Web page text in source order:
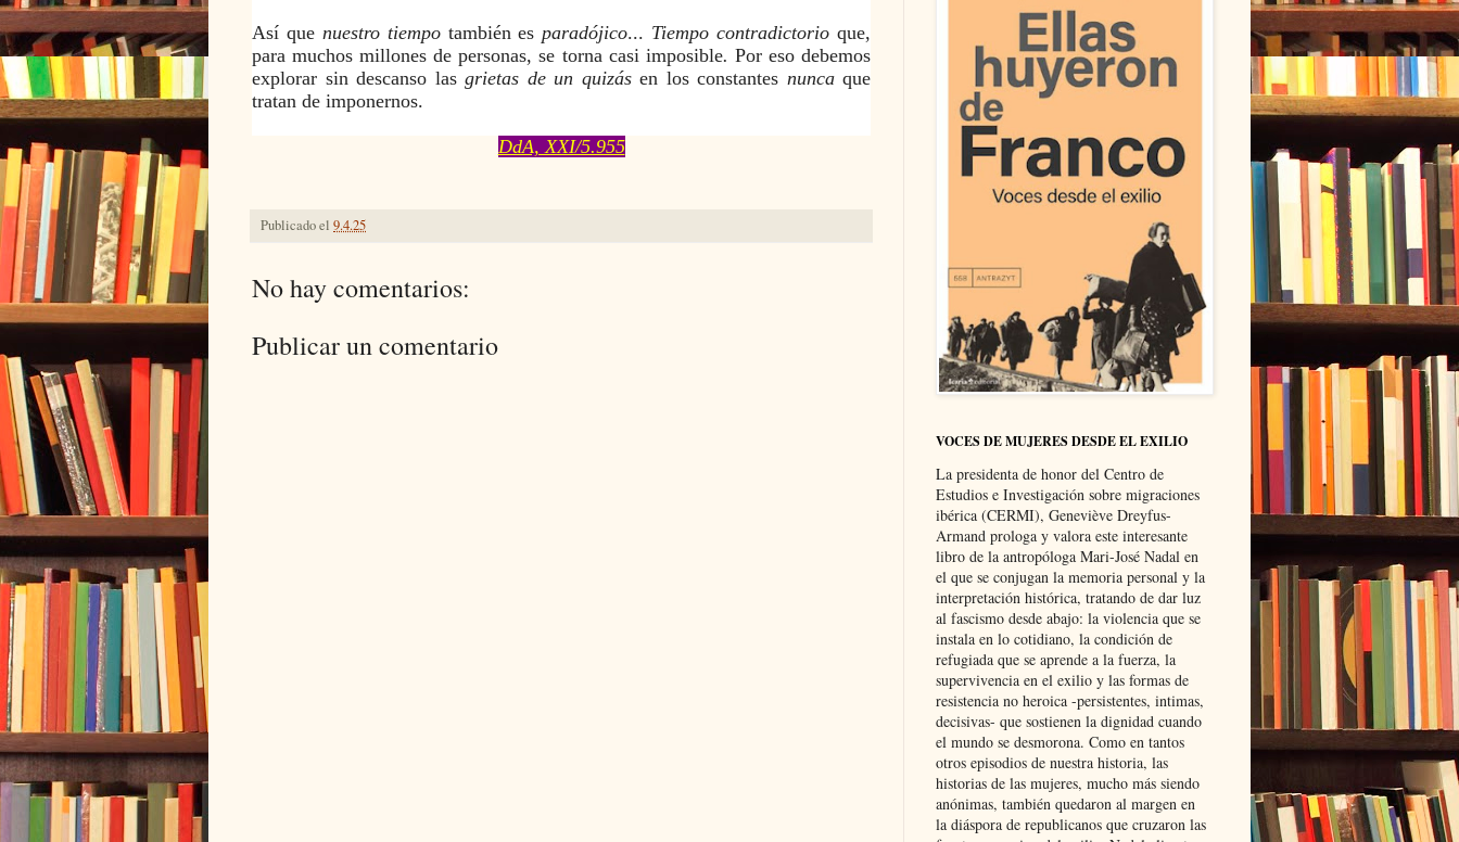
Así que nuestro tiempo también esparadójico... Tiempo contradictorio que,
para muchos millones de personas, se torna casi imposible. Por eso debemos
explorar sin descanso las grietas de un quizásen los constantes nuncaque
tratan de imponernos.
DdA, XXI/5.955
Publicado el 9.4.25
No hay comentarios:
Publicar un comentario
VOCES DE MUJERES DESDE EL EXILIO
La presidenta de honor del Centro de
Estudios e Investigación sobre migraciones
ibérica (CERMI), Geneviève Dreyfus-
Armand prologa y valora este interesante
libro de la antropóloga Mari-José Nadal en
el que se conjugan la memoria personal y la
interpretación histórica, tratando de dar luz
al fascismo desde abajo: la violencia que se
instala en lo cotidiano, la condición de
refugiada que se aprende a la fuerza, la
supervivencia en el exilio y las formas de
resistencia no heroica -persistentes, intimas,
decisivas- que sostienen la dignidad cuando
el mundo se desmorona. Como en tantos
otros episodios de nuestra historia, las
historias de las mujeres, mucho más siendo
anónimas, también quedaron al margen en
la diáspora de republicanos que cruzaron las